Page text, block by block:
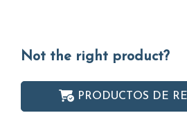
Not the right product?
PRODUCTOS DE